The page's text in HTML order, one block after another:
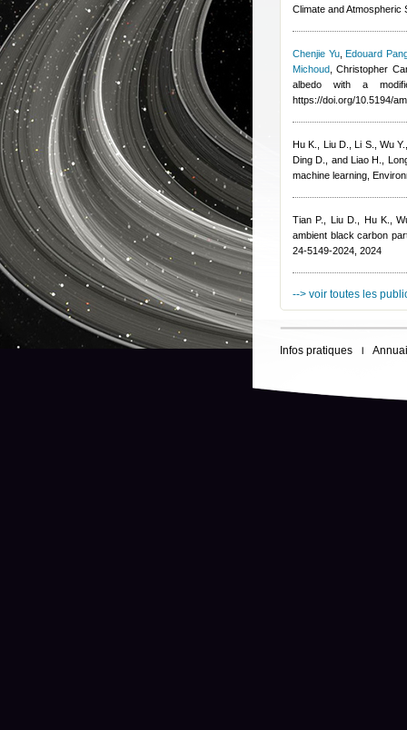
Climate and Atmospheric
Chenjie Yu, Edouard
Michoud ,Christopher
albedo with a
https://doi.org/10.5194/
Hu K., Liu D., Li S., Wu
Ding D., and Liao H.
,
machine learning,
Tian P., Liu D., Hu K.,
ambient black carbon
24-5149-2024, 2024
--> voir toutes les
Infos pratiques